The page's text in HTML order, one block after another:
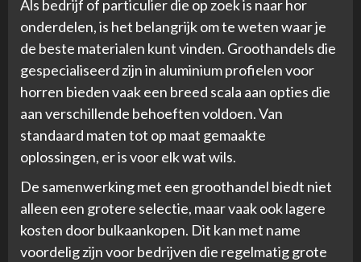
Als bedrijf of particulier die op zoek is naar hor
onderdelen, is het belangrijk om te weten waar je
de beste materialen kunt vinden. Groothandels die
gespecialiseerd zijn in aluminium profielen voor
horren bieden vaak een breed scala aan opties die
aan verschillende behoeften voldoen. Van
standaard maten tot op maat gemaakte
oplossingen, er is voor elk wat wils.
De samenwerking met een groothandel biedt niet
alleen een grotere selectie, maar vaak ook lagere
kosten door bulkaankopen. Dit kan met name
voordelig zijn voor bedrijven die regelmatig grote